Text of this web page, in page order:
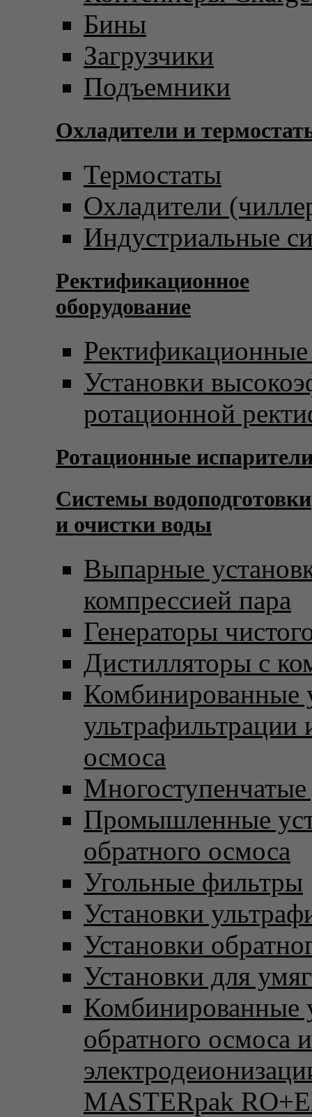
Бины
Загрузчики
Подъемники
Охладители и
Термостаты
Охладители
Индустриальные
Ректификационное
оборудование
Установки
ротационной
Ротационные
Системы водоподготовки
и очистки воды
Выпарные
компрессией пара
Генераторы
Дистилляторы с
Комбинированные
ультрафильтрации
осмоса
Промышленные
обратного осмоса
Угольные фильтры
Установки
Установки
Установки для
Комбинированные
обратного осмоса и
MASTERpak